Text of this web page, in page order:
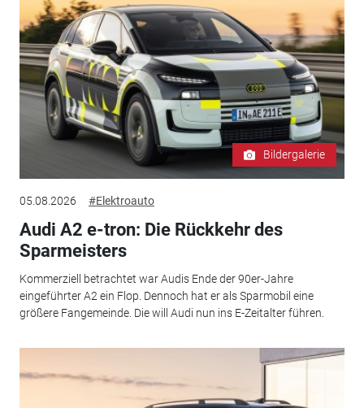
Bildergalerie
05.08.2026 #Elektroauto
Audi A2 e-tron: Die Rückkehr des
Sparmeisters
Kommerziell betrachtet war Audis Ende der 90er-Jahre
eingeführter A2 ein Flop. Dennoch hat er als Sparmobil eine
größere Fangemeinde. Die will Audi nun ins E-Zeitalter führen.